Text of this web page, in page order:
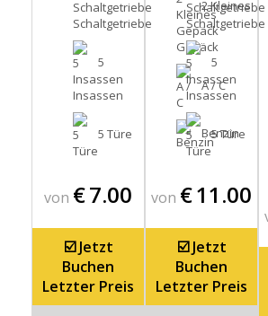
Schaltgetriebe
5
Insassen
5 Türe
2 Kleines
Gepäck
A / C
Benzin
von €7.00
☑️ Jetzt
Buchen
Letzter Preis
Schaltgetriebe
5
Insassen
5 Türe
von €11.00
☑️ Jetzt
Buchen
Letzter Preis